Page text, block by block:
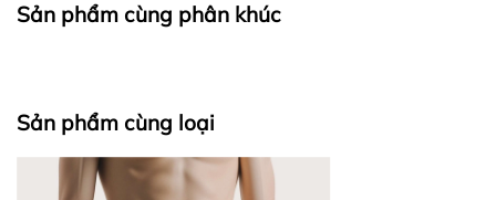
Sản phẩm cùng phân khúc
Sản phẩm cùng loại